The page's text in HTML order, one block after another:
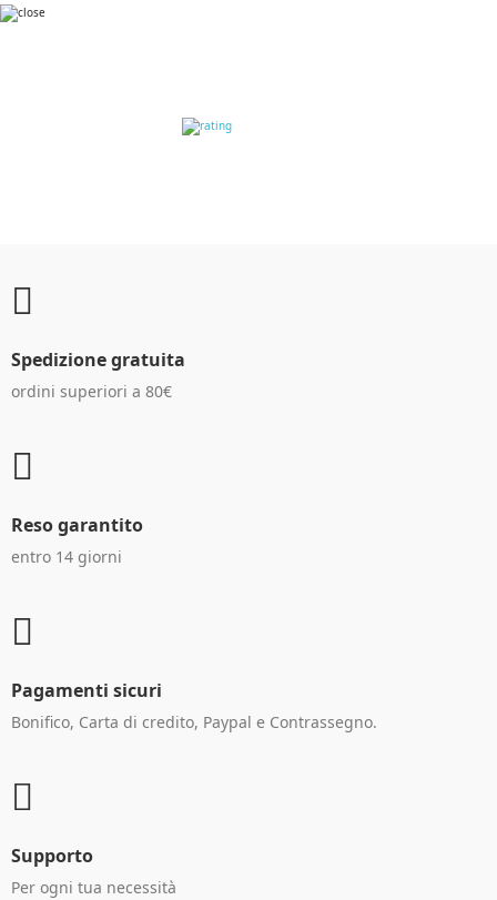
RECENSIONI DEI
Spedizione gratuita
ordini superiori a 80€
Reso garantito
entro 14 giorni
Pagamenti sicuri
Bonifico, Carta di credito, Paypal e Contrassegno.
Supporto
Per ogni tua necessità